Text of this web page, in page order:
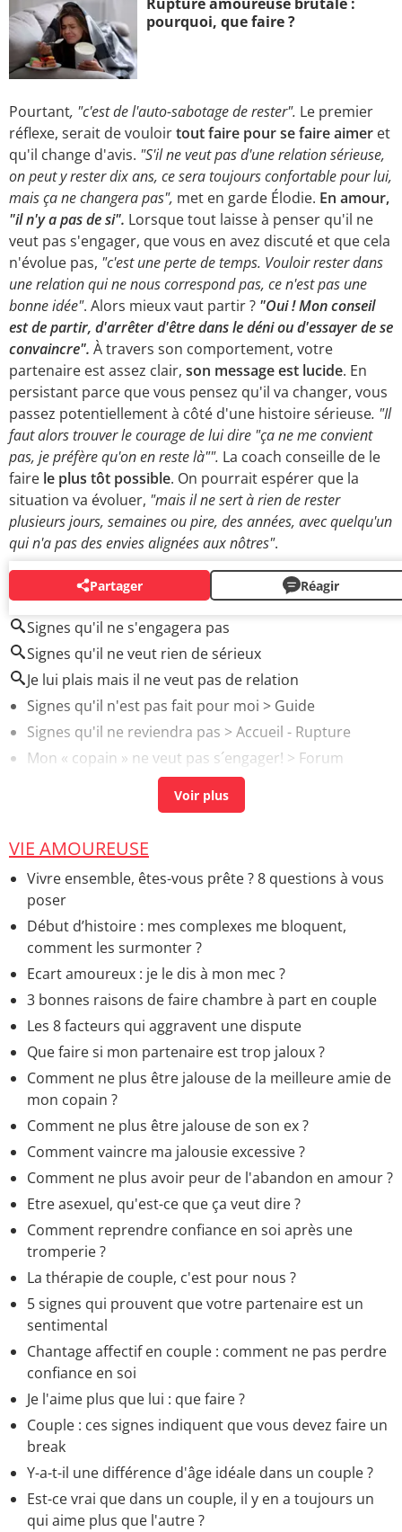
pourquoi, que faire ?
Pourtant, "c'est de l'auto-sabotage de rester". Le premier
réflexe, serait de vouloirtout faire pour se faire aimer et
qu'il change d'avis. "S'il ne veut pas d'une relation sérieuse,
on peut y rester dix ans, ce sera toujours confortable pour lui,
mais ça ne changera pas", met en garde Élodie. En amour,
"il n'y a pas de si". Lorsque tout laisse à penser qu'il ne
veut pas s'engager, que vous en avez discuté et que cela
n'évolue pas, "c'est une perte de temps. Vouloir rester dans
une relation qui ne nous correspond pas, ce n'est pas une
bonne idée". Alors mieux vaut partir ? "Oui ! Mon conseil
est de partir, d'arrêter d'être dans le déni ou d'essayer de se
convaincre". À travers son comportement, votre
partenaire est assez clair, son message est lucide. En
persistant parce que vous pensez qu'il va changer, vous
passez potentiellement à côté d'une histoire sérieuse. "Il
faut alors trouver le courage de lui dire "ça ne me convient
pas, je préfère qu'on en reste là"". La coach conseille de le
faire le plus tôt possible. On pourrait espérer que la
situation va évoluer, "mais il ne sert à rien de rester
plusieurs jours, semaines ou pire, des années, avec quelqu'un
qui n'a pas des envies alignées aux nôtres".
Partager Réagir
AUTOUR DU MÊME SUJET
Signes qu'il ne s'engagera pas
Signes qu'il ne veut rien de sérieux
Je lui plais mais il ne veut pas de relation
Signes qu'il n'est pas fait pour moi > Guide
Signes qu'il ne reviendra pas > Accueil - Rupture
Mon « copain » ne veut pas s´engager! > Forum
5 signes qui montrent qu'il ne vous aime plus
Les 6 comportements typiques d'un homme qui n'est
plus amoureux> Guide
VIE AMOUREUSE
Vivre ensemble, êtes-vous prête ? 8 questions à vous
poser
Début d’histoire : mes complexes me bloquent,
comment les surmonter ?
Ecart amoureux : je le dis à mon mec ?
3 bonnes raisons de faire chambre à part en couple
Les 8 facteurs qui aggravent une dispute
Que faire si mon partenaire est trop jaloux ?
Comment ne plus être jalouse de la meilleure amie de
mon copain ?
Comment ne plus être jalouse de son ex ?
Comment vaincre ma jalousie excessive ?
Comment ne plus avoir peur de l'abandon en amour ?
Etre asexuel, qu'est-ce que ça veut dire ?
Comment reprendre confiance en soi après une
tromperie ?
La thérapie de couple, c'est pour nous ?
5 signes qui prouvent que votre partenaire est un
sentimental
Chantage affectif en couple : comment ne pas perdre
confiance en soi
Je l'aime plus que lui : que faire ?
Couple : ces signes indiquent que vous devez faire un
break
Y-a-t-il une différence d'âge idéale dans un couple ?
Est-ce vrai que dans un couple, il y en a toujours un
qui aime plus que l'autre ?